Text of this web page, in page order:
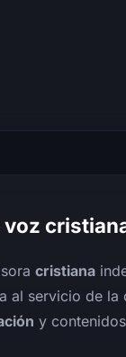
voz
cristiana
al servicio de
y